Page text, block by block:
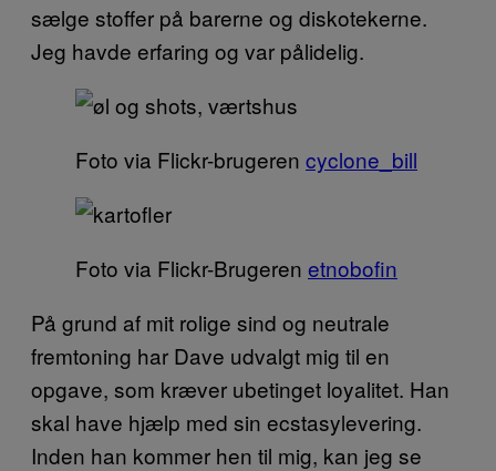
sælge stoffer på barerne og diskotekerne.
Jeg havde erfaring og var pålidelig.
Foto via Flickr-brugeren cyclone_bill
Foto via Flickr-Brugeren etnobofin
På grund af mit rolige sind og neutrale
fremtoning har Dave udvalgt mig til en
opgave, som kræver ubetinget loyalitet. Han
skal have hjælp med sin ecstasylevering.
Inden han kommer hen til mig, kan jeg se